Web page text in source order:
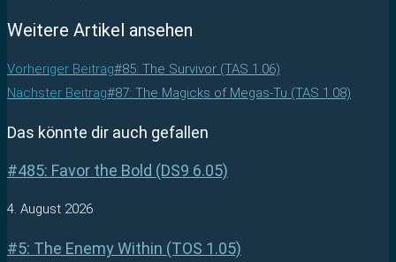
Weitere Artikel ansehen
Vorheriger Beitrag#85: The Survivor (TAS 1.06)
Nächster Beitrag#87: The Magicks of Megas-Tu (TAS 1.08)
Das könnte dir auch gefallen
#485: Favor the Bold (DS9 6.05)
4. August 2026
#5: The Enemy Within (TOS 1.05)